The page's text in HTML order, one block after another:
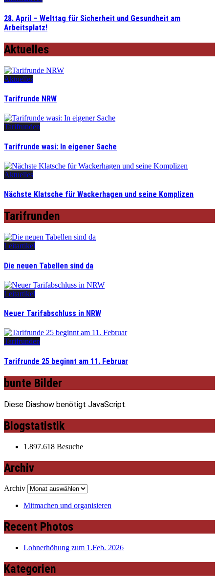
28. April – Welttag für Sicherheit und Gesundheit am
Arbeitsplatz!
Aktuelles
Aktuelles
Tarifrunde NRW
Tarifrunden
Tarifrunde wasi: In eigener Sache
Aktuelles
Nächste Klatsche für Wackerhagen und seine Komplizen
Tarifrunden
Leitartikel
Die neuen Tabellen sind da
Leitartikel
Neuer Tarifabschluss in NRW
Tarifrunden
Tarifrunde 25 beginnt am 11. Februar
bunte Bilder
Diese Diashow benötigt JavaScript.
Blogstatistik
1.897.618 Besuche
Archiv
Archiv
Mitmachen und organisieren
Recent Photos
Lohnerhöhung zum 1.Feb. 2026
Kategorien